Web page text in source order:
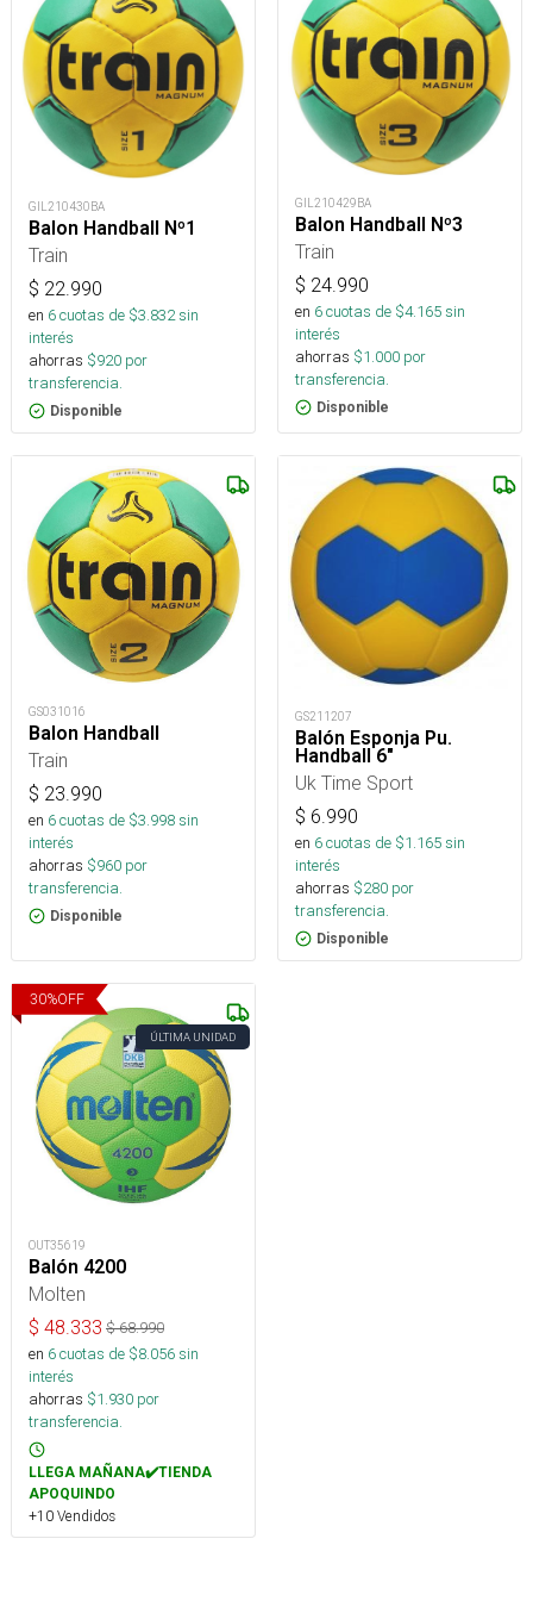
GIL210430BA
Balon Handball Nº1
Train
$ 22.990
en 6cuotas de $3.832sin
interés
ahorras $920 por
transferencia.
Disponible
GIL210429BA
Balon Handball Nº3
Train
$ 24.990
en 6cuotas de $4.165sin
interés
ahorras $1.000 por
transferencia.
Disponible
GS031016
Balon Handball
Train
$ 23.990
en 6cuotas de $3.998sin
interés
ahorras $960 por
transferencia.
Disponible
GS211207
Balón Esponja Pu.
Handball 6"
Uk Time Sport
$ 6.990
en 6cuotas de $1.165sin
interés
ahorras $280 por
transferencia.
Disponible
30%OFF
ÚLTIMA UNIDAD
OUT35619
Balón 4200
Molten
$ 48.333 $68.990
en 6cuotas de $8.056sin
interés
ahorras $1.930 por
transferencia.
LLEGA MAÑANA✔️TIENDA
APOQUINDO
+10 Vendidos